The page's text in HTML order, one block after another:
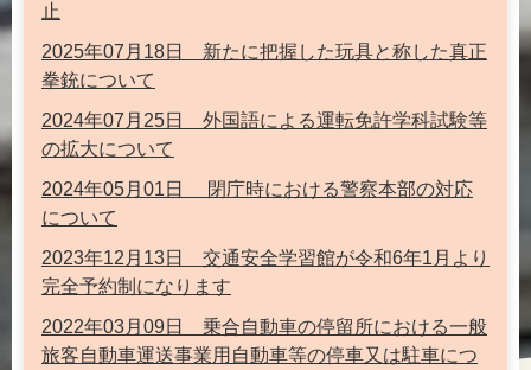
止
2025年07月18日 新たに把握した玩具と称した真正
拳銃について
2024年07月25日 外国語による運転免許学科試験等
の拡大について
2024年05月01日 閉庁時における警察本部の対応
について
2023年12月13日 交通安全学習館が令和6年1月より
完全予約制になります
2022年03月09日 乗合自動車の停留所における一般
旅客自動車運送事業用自動車等の停車又は駐車につ